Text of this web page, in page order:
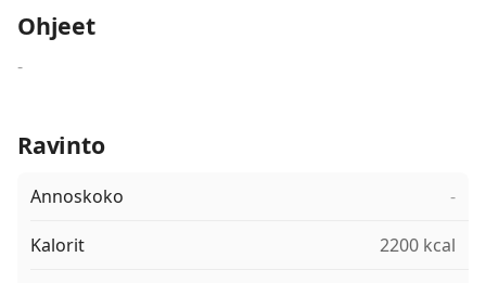
Ohjeet
-
Ravinto
Annoskoko -
Kalorit 2200 kcal